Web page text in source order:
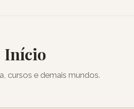
Início
cursos e demais mundos.